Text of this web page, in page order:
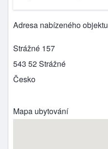
Adresa nabízeného objektu
Strážné 157
543 52Strážné
Česko
Mapa ubytování